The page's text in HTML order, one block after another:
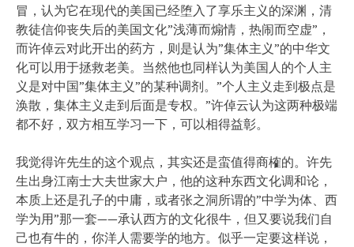
冒，认为它在现代的美国已经堕入了享乐主义的深渊，清
教徒信仰丧失后的美国文化”浅薄而煽情，热闹而空虚”，
而许倬云对此开出的药方，则是认为”集体主义”的中华文
化可以用于拯救老美。当然他也同样认为美国人的个人主
义是对中国”集体主义”的某种调剂。”个人主义走到极点是
涣散，集体主义走到后面是专权。”许倬云认为这两种极端
都不好，双方相互学习一下，可以相得益彰。
我觉得许先生的这个观点，其实还是蛮值得商榷的。许先
生出身江南士大夫世家大户，他的这种东西文化调和论，
本质上还是孔子的中庸，或者张之洞所谓的”中学为体、西
学为用”那一套——承认西方的文化很牛，但又要说我们自
己也有牛的，你洋人需要学的地方。似乎一定要这样说，